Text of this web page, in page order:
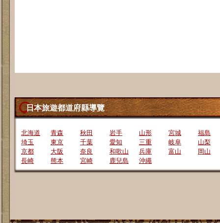
日本旅遊都道府縣導覽
北海道 青森 秋田 岩手 山形 宮城
福島
埼玉
東京 千葉 愛知 三重 岐阜
山梨
京都
大阪 奈良 和歌山 兵庫 富山
岡山
長崎
熊本 宮崎 鹿兒島 沖繩